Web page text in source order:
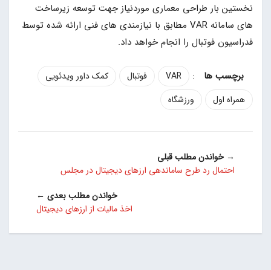
نخستین بار طراحی معماری موردنیاز جهت توسعه زیرساخت
های سامانه VAR مطابق با نیازمندی های فنی ارائه شده توسط
فدراسیون فوتبال را انجام خواهد داد.
:
VAR فوتبال
کمک داور ویدئویی
همراه اول
ورزشگاه
→ خواندن مطلب قبلی
احتمال رد طرح ساماندهی ارزهای دیجیتال در مجلس
خواندن مطلب بعدی ←
اخذ مالیات از ارزهای دیجیتال